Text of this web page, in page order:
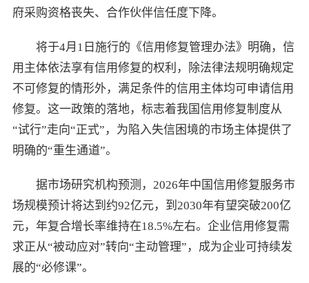
府采购资格丧失、合作伙伴信任度下降。
将于4月1日施行的《信用修复管理办法》明确，信
用主体依法享有信用修复的权利，除法律法规明确规定
不可修复的情形外，满足条件的信用主体均可申请信用
修复。这一政策的落地，标志着我国信用修复制度从
“试行”走向“正式”，为陷入失信困境的市场主体提供了
明确的“重生通道”。
据市场研究机构预测，2026年中国信用修复服务市
场规模预计将达到约92亿元，到2030年有望突破200亿
元，年复合增长率维持在18.5%左右。企业信用修复需
求正从“被动应对”转向“主动管理”，成为企业可持续发
展的“必修课”。